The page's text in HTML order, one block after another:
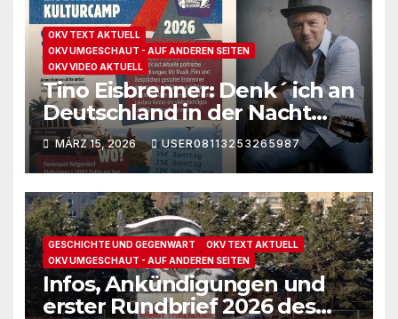
OKV TEXT AKTUELL
OKV UMGESCHAUT - AUF ANDEREN SEITEN
OKV VIDEO AKTUELL
Tino Eisbrenner: Denk´ ich an
Deutschland in der Nacht
und Klaus Hartmann: Die
Zerstörung des Völkerrechts
MÄRZ 15, 2026 USER08113253265987
GESCHICHTE UND GEGENWART
OKV TEXT AKTUELL
OKV UMGESCHAUT - AUF ANDEREN SEITEN
Infos, Ankündigungen und
erster Rundbrief 2026 des